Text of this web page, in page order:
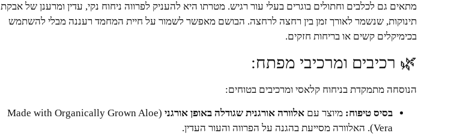
מתאים גם לכלבים וחתולים בוגרים בעלי עור רגיש. מטרתו היא להעניק לפרווה ניחוח נקי, עדין ומרענן של אבקת
תינוקות, שנשמר לאורך זמן בין רחצה לרחצה. הבושם מאפשר לשמור על חיית המחמד רעננה מבלי להשתמש
בכימיקלים קשים או בריחות חזקים.
🌿 רכיבים ומרכיבי מפתח:
הנוסחה מתמקדת בניחוח קלאסי ומרכיבים בטוחים:
בסיס טיפוח: מיוצר עםאלוורה אורגנית שגודלה באופן אורגני (Made with Organically Grown Aloe
Vera). האלוורה מסייעת בהגנה על הפרווה והעור העדין.